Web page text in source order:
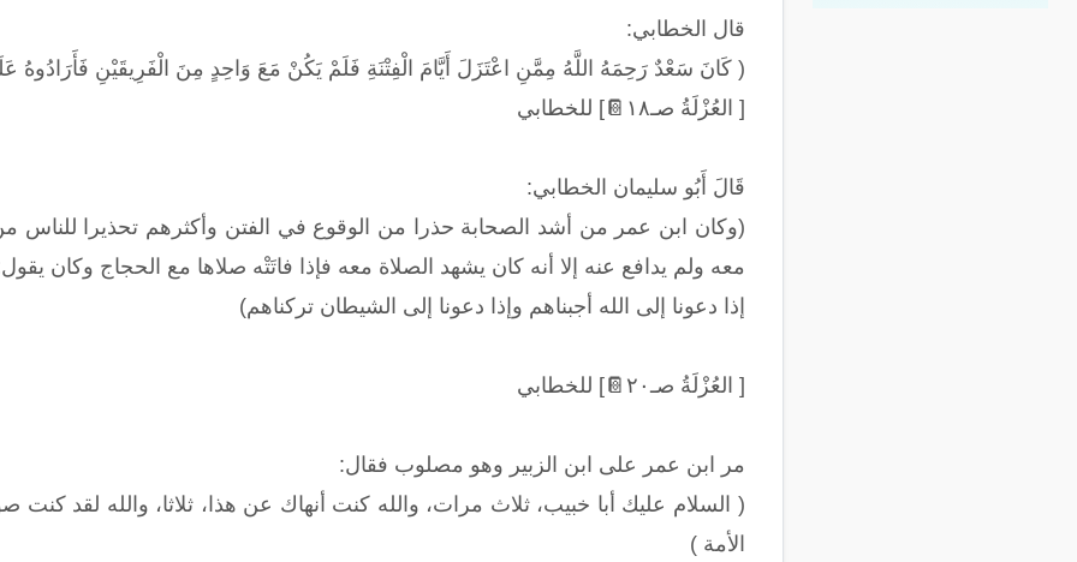
قال الخطابي:
(كَانَ سَعْدٌ رَحِمَهُ اللَّهُ مِمَّنِ اعْتَزَلَ أَيَّامَ الْفِتْنَةِ فَلَمْ يَكُنْ مَعَ وَاحِدٍ مِنَ الْفَرِيقَيْنِ فَأَرَادُوهُ
[ العُزْلَةُ صـ١٨
📔] للخطابي
قَالَ أَبُو سليمان الخطابي:
(وكان ابن عمر من أشد الصحابة حذرا من الوقوع في الفتن وأكثرهم تحذيرا للناس من
معه ولم يدافع عنه إلا أنه كان يشهد الصلاة معه فإذا فاتَتْه صلاها مع الحجاج وكان يقول
إذا دعونا إلى الله أجبناهم وإذا دعونا إلى الشيطان تركناهم)
[ العُزْلَةُ صـ٢٠ 📔] للخطابي
مر ابن عمر على ابن الزبير وهو مصلوب فقال:
( السلام عليك أبا خبيب، ثلاث مرات، والله كنت أنهاك عن هذا، ثلاثا، والله لقد كنت
الأمة )